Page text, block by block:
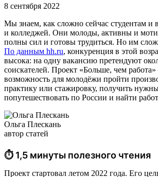
8 сентября 2022
Мы знаем, как сложно сейчас студентам и
и колледжей. Они молоды, активны и
полны сил и готовы трудиться. Но им
По данным hh.ru, конкуренция в этой
высока: на одну вакансию претендуют
соискателей. Проект «Больше, чем
возможность для молодёжи пройти
практику или стажировку, получить
попутешествовать по России и найти
Ольга Плескань
автор статей
⏱ 1,5 минуты полезного чтения
Проект стартовал летом 2022 года. Его